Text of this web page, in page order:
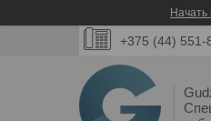
Начать
+375 (44) 551-